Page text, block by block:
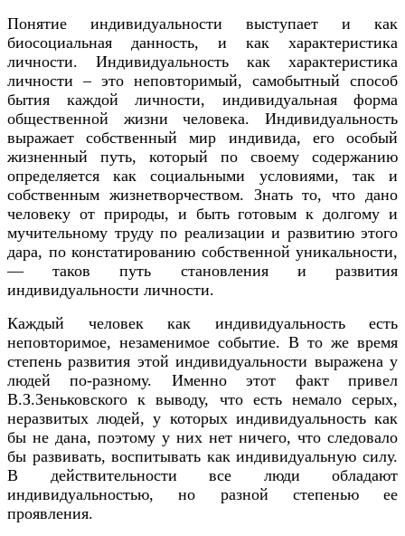
Понятие индивидуальности выступает и как
биосоциальная данность, и как характеристика
личности. Индивидуальность как характеристика
личности – это неповторимый, самобытный способ
бытия каждой личности, индивидуальная форма
общественной жизни человека. Индивидуальность
выражает собственный мир индивида, его особый
жизненный путь, который по своему содержанию
определяется как социальными условиями, так и
собственным жизнетворчеством. Знать то, что дано
человеку от природы, и быть готовым к долгому и
мучительному труду по реализации и развитию этого
дара, по констатированию собственной уникальности,
— таков путь становления и развития
индивидуальности личности.
Каждый человек как индивидуальность есть
неповторимое, незаменимое событие. В то же время
степень развития этой индивидуальности выражена у
людей по-разному. Именно этот факт привел
В.З.Зеньковского к выводу, что есть немало серых,
неразвитых людей, у которых индивидуальность как
бы не дана, поэтому у них нет ничего, что следовало
бы развивать, воспитывать как индивидуальную силу.
В действительности все люди обладают
индивидуальностью, но разной степенью ее
проявления.